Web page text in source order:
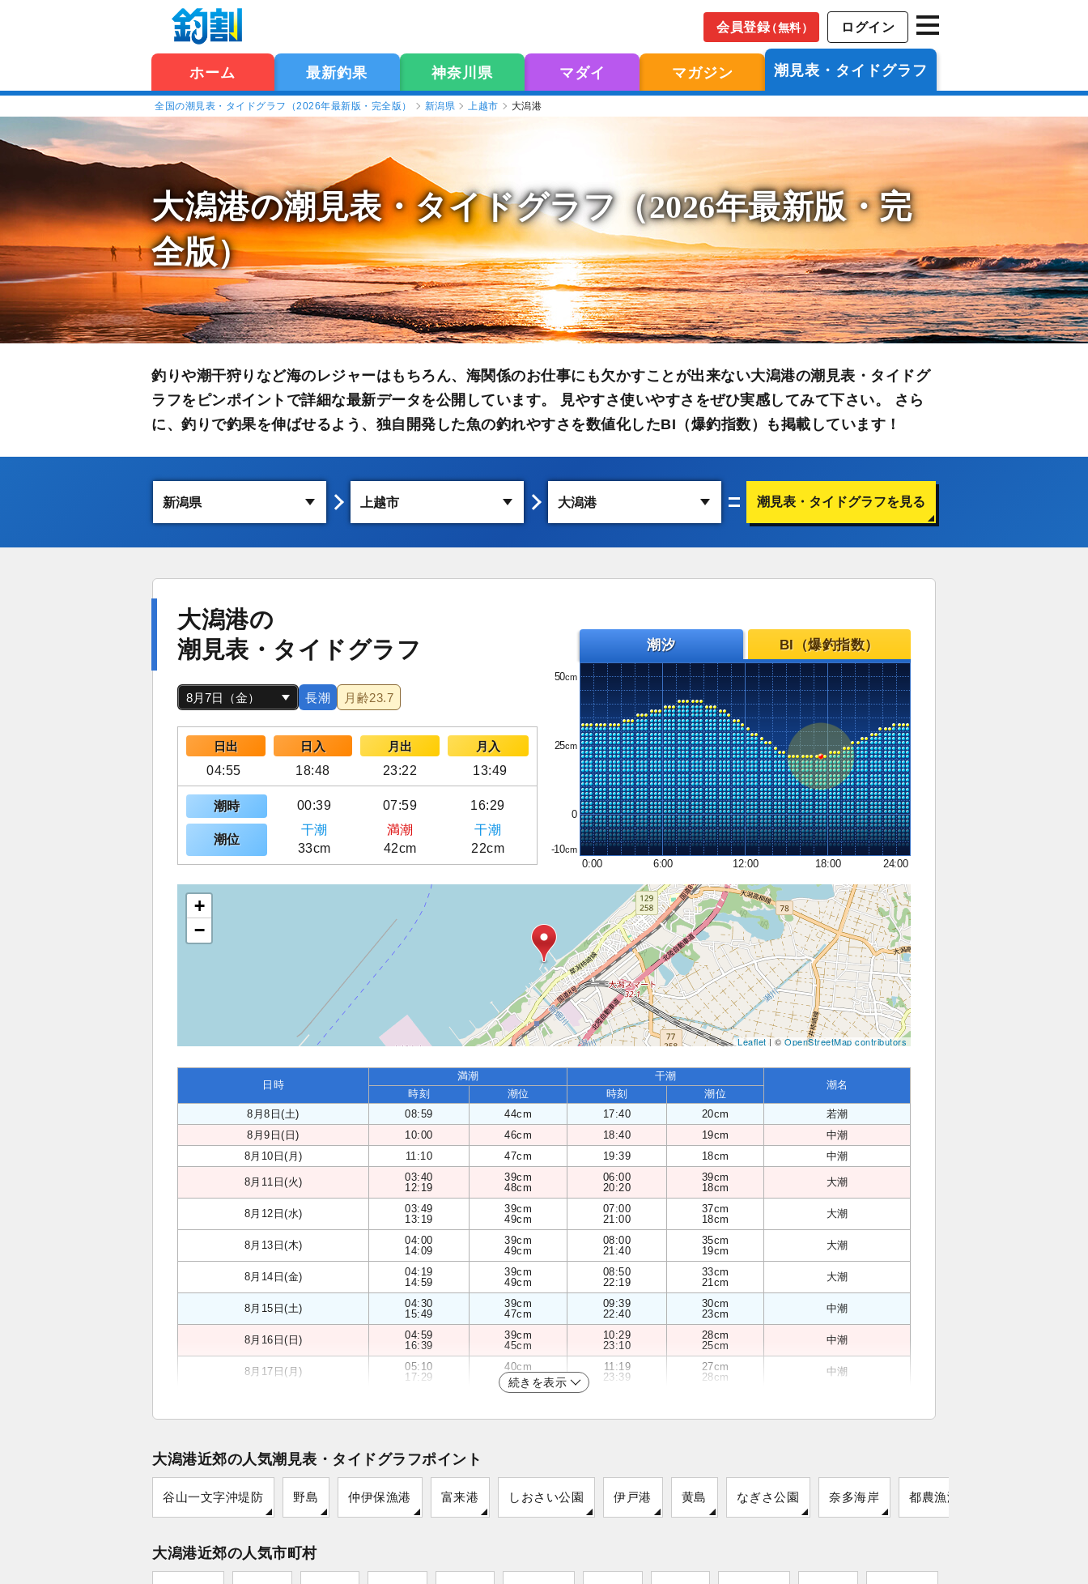
会員登録（無料） ログイン
ホーム 最新釣果 神奈川県 マダイ マガジン 潮見表・タイドグラフ
全国の潮見表・タイドグラフ（2026年最新版・完全版） 新潟県 上越市 大潟港
大潟港の潮見表・タイドグラフ（2026年最新版・完
全版）
釣りや潮干狩りなど海のレジャーはもちろん、海関係のお仕事にも欠かすことが出来ない大潟港の潮見表・タイドグ
ラフをピンポイントで詳細な最新データを公開しています。 見やすさ使いやすさをぜひ実感してみて下さい。 さら
に、釣りで釣果を伸ばせるよう、独自開発した魚の釣れやすさを数値化したBI（爆釣指数）も掲載しています！
潮見表・タイドグラフを見る
大潟港の
潮見表・タイドグラフ
長潮 月齢23.7
日出 日入 月出
月入
04:55
18:48 23:22 13:49
潮時 00:39 07:59 16:29
潮位
干潮 満潮
干潮
33cm
42cm 22cm
潮汐 BI（爆釣指数）
50
25
0
-10
0:00
6:00 12:00 18:00 24:00
+
−
Leaflet| ©OpenStreetMap contributors
日時
満潮 干潮
潮名
時刻 潮位 時刻
潮位
8月8日(土)
08:59 44cm 17:40 20cm
若潮
8月9日(日)
10:00 46cm 18:40 19cm
中潮
8月10日(月)
11:10 47cm 19:39 18cm 中潮
8月11日(火)
03:40
12:19
39cm
48cm
06:00
20:20
39cm
18cm
大潮
8月12日(水)
03:49
13:19
39cm
49cm
07:00
21:00
37cm
18cm
大潮
8月13日(木)
04:00
14:09
39cm
49cm
08:00
21:40
35cm
19cm
大潮
8月14日(金)
04:19
14:59
39cm
49cm
08:50
22:19
33cm
21cm
大潮
8月15日(土)
04:30
15:49
39cm
47cm
09:39
22:40
30cm
23cm
中潮
8月16日(日)
04:59
16:39
39cm
45cm
10:29
23:10
28cm
25cm
中潮
8月17日(月)
05:10
17:29
40cm
42cm
11:19
23:39
27cm
28cm
中潮
続きを表示
大潟港近郊の人気潮見表・タイドグラフポイント
谷山一文字沖堤防 野島 仲伊保漁港 富来港 しおさい公園 伊戸港 黄島 なぎさ公園 奈多海岸 都農漁港
大潟港近郊の人気市町村